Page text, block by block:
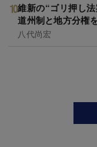
維新の“ゴリ押し
道州制と地方分権
八代尚宏